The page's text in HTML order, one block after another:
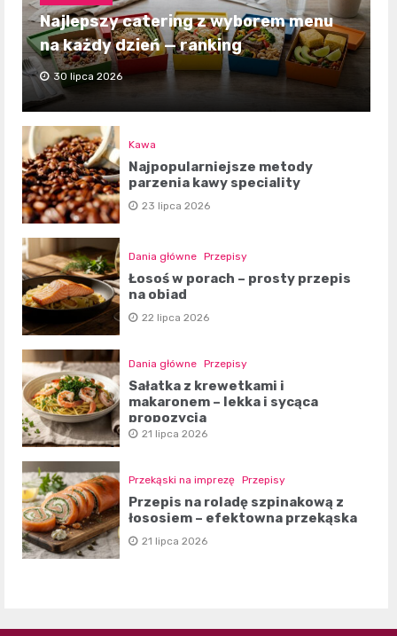
Najlepszy catering z wyborem menu
na każdy dzień — ranking
30 lipca 2026
Kawa
Najpopularniejsze metody
parzenia kawy speciality
23 lipca 2026
Dania główne Przepisy
Łosoś w porach – prosty przepis
na obiad
22 lipca 2026
Dania główne Przepisy
Sałatka z krewetkami i
makaronem – lekka i sycąca
propozycja
21 lipca 2026
Przekąski na imprezę Przepisy
Przepis na roladę szpinakową z
łososiem – efektowna przekąska
21 lipca 2026